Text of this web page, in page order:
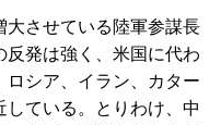
させている陸軍参謀長
反発は強く、米国に代わ
ロシア、イラン、カター
ている。とりわけ、中